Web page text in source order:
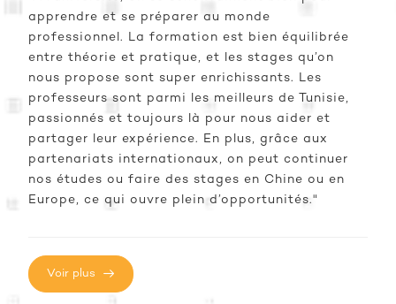
apprendre et se préparer au monde
professionnel. La formation est bien équilibrée
entre théorie et pratique, et les stages qu’on
nous propose sont super enrichissants. Les
professeurs sont parmi les meilleurs de Tunisie,
passionnés et toujours là pour nous aider et
partager leur expérience. En plus, grâce aux
partenariats internationaux, on peut continuer
nos études ou faire des stages en Chine ou en
Europe, ce qui ouvre plein d’opportunités."
Voir plus